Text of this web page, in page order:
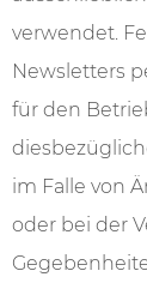
verwendet.
Newsletters
für den
im Falle von
oder bei der